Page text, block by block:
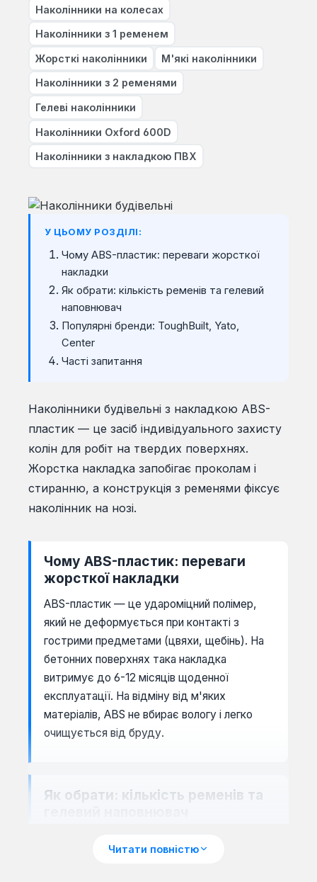
Наколінники на колесах
Наколінники з 1 ременем
Жорсткі наколінники М'які наколінники
Наколінники з 2 ременями
Гелеві наколінники
Наколінники Oxford 600D
Наколінники з накладкою ПВХ
У ЦЬОМУ РОЗДІЛІ:
Чому ABS-пластик: переваги жорсткої
накладки
Як обрати: кількість ременів та гелевий
наповнювач
Популярні бренди: ToughBuilt, Yato,
Center
Часті запитання
Наколінники будівельні з накладкою ABS-
пластик — це засіб індивідуального захисту
колін для робіт на твердих поверхнях.
Жорстка накладка запобігає проколам і
стиранню, а конструкція з ременями фіксує
наколінник на нозі.
Чому ABS-пластик: переваги
жорсткої накладки
ABS-пластик — це удароміцний полімер,
який не деформується при контакті з
гострими предметами (цвяхи, щебінь). На
бетонних поверхнях така накладка
витримує до 6-12 місяців щоденної
експлуатації. На відміну від м'яких
матеріалів, ABS не вбирає вологу і легко
очищується від бруду.
Як обрати: кількість ременів та
короткочасних робіт (до 1 години на зміну).
Читати повністю